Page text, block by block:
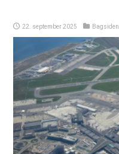
22. september 2025 Bagsiden